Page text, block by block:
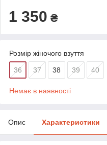
1 350 ₴
Розмір жіночого взуття
36 37 38 39 40
Немає в наявності
Опис Характеристики